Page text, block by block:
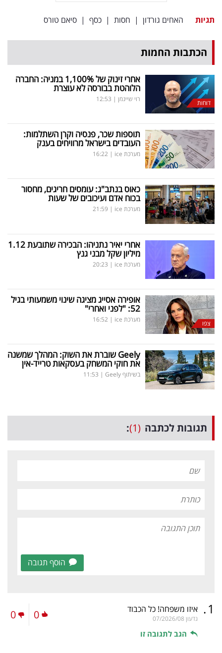
תגיות האחים גורדון | חסות | כסף | סיאם טורס
הכתבות החמות
דוחות
אחרי זינוק של 1,100% במניה: החברה
הלוהטת בבורסה לא עוצרת
רוי שיינמן |
12:53
תוספות שכר, פנסיה וקרן השתלמות:
העובדים בישראל מרוויחים בענק
מערכת ice |
16:22
כאוס בנתב"ג: עומסים חריגים, מחסור
בכוח אדם ועיכובים של שעות
מערכת ice |
21:59
אחרי יאיר נתניהו: הבכירה שתובעת 1.12
מיליון שקל מבני גנץ
מערכת ice |
20:23
צפו
אופירה אסייג מציגה שינוי משמעותי בגיל
52: "לפני ואחרי"
מערכת ice |
16:52
Geelyשוברת את השוק: המהלך שמשנה
את חוקי המשחק בעסקאות טרייד-אין
בשיתוף Geely |
11:53
תגובות לכתבה (1)
:
הוסף תגובה
1
. איזו משפחה! כל הכבוד
גדעון 07/2026/08
הגב לתגובה זו
0
0